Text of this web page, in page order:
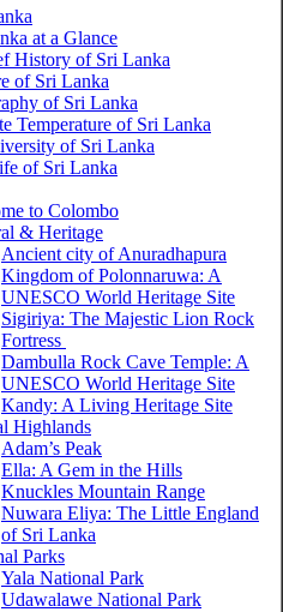
at a Glance
History of Sri Lanka
of Sri Lanka
of Sri Lanka
Temperature of Sri Lanka
of Sri Lanka
of Sri Lanka
to Colombo
& Heritage
Ancient city of Anuradhapura
Kingdom of Polonnaruwa: A
UNESCO World Heritage Site
Sigiriya: The Majestic Lion Rock
Fortress
Dambulla Rock Cave Temple: A
UNESCO World Heritage Site
Kandy: A Living Heritage Site
Highlands
Adam’s Peak
Ella: A Gem in the Hills
Knuckles Mountain Range
Nuwara Eliya: The Little England
of Sri Lanka
Parks
Yala National Park
Udawalawe National Park